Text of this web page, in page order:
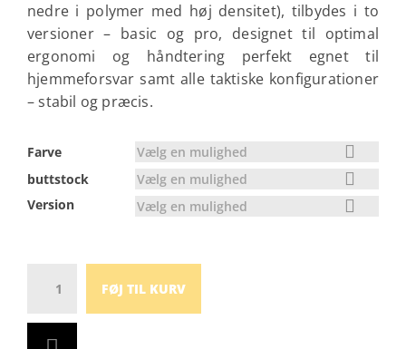
nedre i polymer med høj densitet), tilbydes i to
versioner – basic og pro, designet til optimal
ergonomi og håndtering perfekt egnet til
hjemmeforsvar samt alle taktiske konfigurationer
– stabil og præcis.
Farve
Vælg en mulighed
buttstock
Vælg en mulighed
Version
Vælg en mulighed
FØJ TIL KURV